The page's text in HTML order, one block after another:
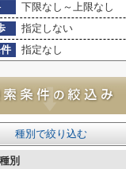
下限なし～上限なし
指定しない
指定なし
種別で絞り込む
別